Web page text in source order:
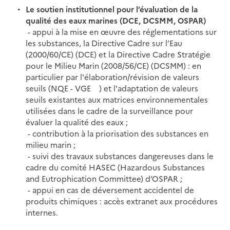
Le soutien institutionnel pour l’évaluation de la
qualité des eaux marines (DCE, DCSMM, OSPAR)
- appui à la mise en œuvre des réglementations sur
les substances, la Directive Cadre sur l’Eau
(2000/60/CE) (DCE) et la Directive Cadre Stratégie
pour le Milieu Marin (2008/56/CE) (DCSMM) : en
particulier par l'élaboration/révision de valeurs
seuils (NQE - VGE ) et l'adaptation de valeurs
seuils existantes aux matrices environnementales
utilisées dans le cadre de la surveillance pour
évaluer la qualité des eaux ;
- contribution à la priorisation des substances en
milieu marin ;
- suivi des travaux substances dangereuses dans le
cadre du comité HASEC (Hazardous Substances
and Eutrophication Committee) d’OSPAR ;
- appui en cas de déversement accidentel de
produits chimiques : accès extranet aux procédures
internes.